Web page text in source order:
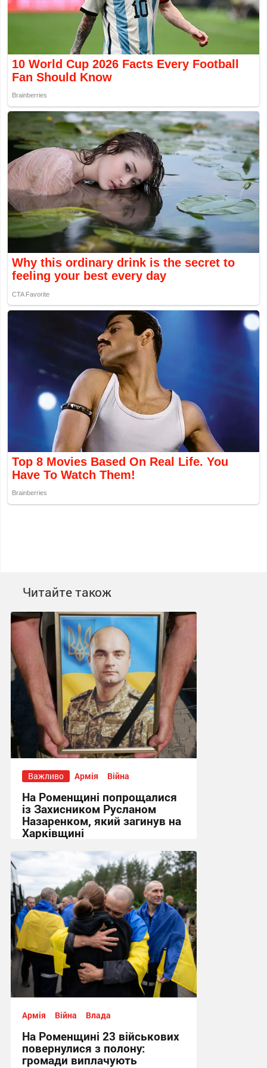
Читайте також
Важливо Армія Війна
На Роменщині попрощалися
із Захисником Русланом
Назаренком, який загинув на
Харківщині
Армія Війна Влада
На Роменщині 23 військових
повернулися з полону:
громади виплачують